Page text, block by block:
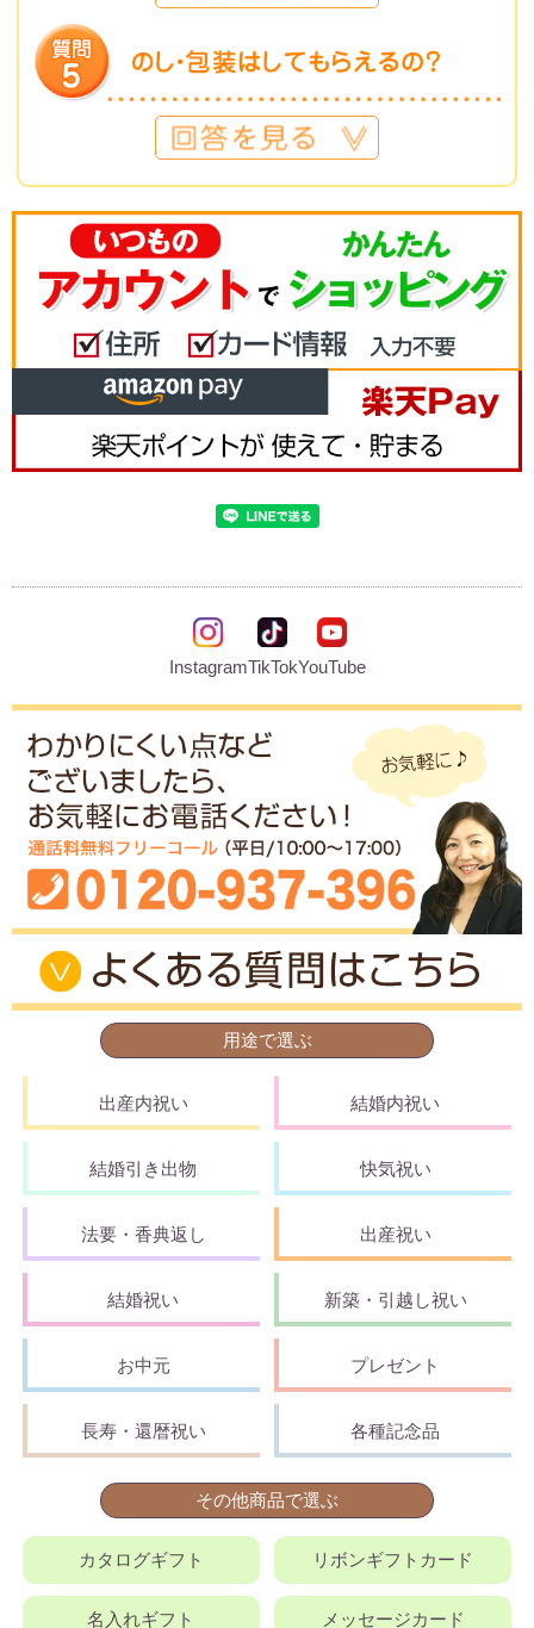
InstagramTikTokYouTube
用途で選ぶ
出産内祝い 結婚内祝い
結婚引き出物 快気祝い
法要・香典返し 出産祝い
結婚祝い 新築・引越し祝い
お中元 プレゼント
長寿・還暦祝い 各種記念品
その他商品で選ぶ
カタログギフト リボンギフトカード
名入れギフト メッセージカード